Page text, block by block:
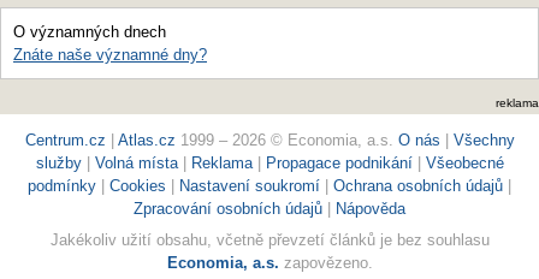
O významných dnech
Znáte naše významné dny?
reklama
Centrum.cz Atlas.cz 1999 – 2026 © Economia, a.s. O nás
Všechny
služby
Volná místa| Reklama Propagace podnikání| Všeobecné
podmínky
Cookies Nastavení soukromí Ochrana osobních údajů
Zpracování osobních údajů
Nápověda
Jakékoliv užití obsahu, včetně převzetí článků je bez souhlasu
Economia, a.s. zapovězeno.